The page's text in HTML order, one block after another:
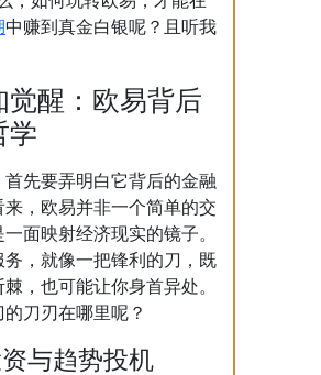
中赚到真金白银呢？且听我
觉醒：欧易背后
学
先要弄明白它背后的金融
，欧易并非一个简单的交
面映射经济现实的镜子。
务，就像一把锋利的刀，既
，也可能让你身首异处。
刀刃在哪里呢？
与趋势投机